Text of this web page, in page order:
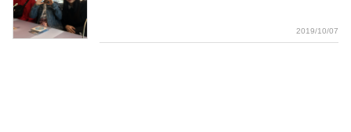
2019/10/07